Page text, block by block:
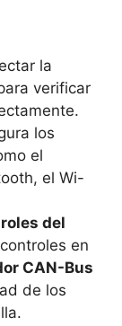
la
verificar
los
el
el Wi-
del
en
CAN-Bus
de los